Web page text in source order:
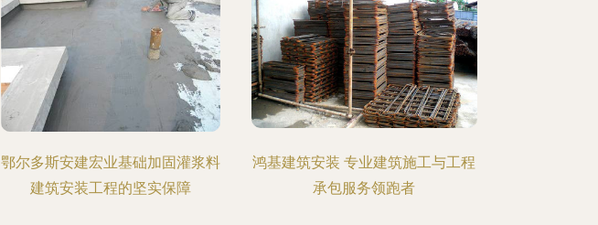
鄂尔多斯安建宏业基础加固灌浆料
建筑安装工程的坚实保障
鸿基建筑安装 专业建筑施工与工程
承包服务领跑者